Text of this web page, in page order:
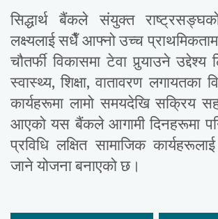
सिद्धार्थ बैंकले संयुक्त
लक्ष्यलाई सधैँ आफ्नो उच्च
चौतर्फी विकासमा टेवा पुर्‍याउने
स्वास्थ्य, शिक्षा, वातावरण लगायतका
कार्यहरूमा लामो समयदेखि सक्रिय
आएको यस बैंकले आगामी दिनहरूमा
प्रविधि लक्षित सामाजिक
जाने योजना बनाएको छ।